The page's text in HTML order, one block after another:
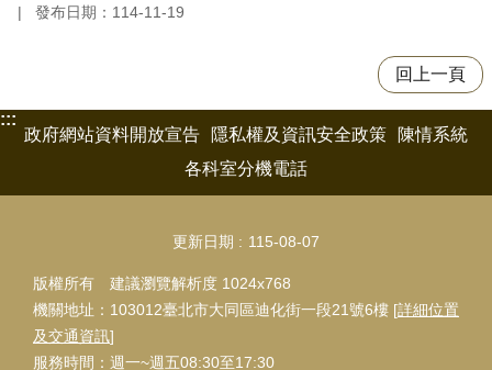
發布日期：114-11-19
回上一頁
:::
政府網站資料開放宣告
隱私權及資訊安全政策
陳情系統
各科室分機電話
更新日期 115-08-07
版權所有 建議瀏覽解析度 1024x768
機關地址：103012臺北市大同區迪化街一段21號6樓 [詳細位置
及交通資訊]
服務時間：週一~週五08:30至17:30